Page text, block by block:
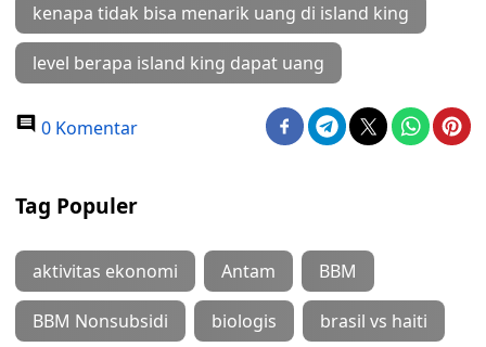
kenapa tidak bisa menarik uang di island king
level berapa island king dapat uang
0 Komentar
Tag Populer
aktivitas ekonomi Antam BBM
BBM Nonsubsidi biologis brasil vs haiti